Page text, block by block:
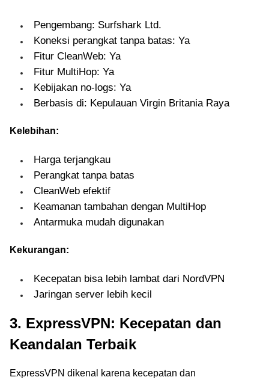
Pengembang: Surfshark Ltd.
Koneksi perangkat tanpa batas: Ya
Fitur CleanWeb: Ya
Fitur MultiHop: Ya
Kebijakan no-logs: Ya
Berbasis di: Kepulauan Virgin Britania Raya
Kelebihan:
Harga terjangkau
Perangkat tanpa batas
CleanWeb efektif
Keamanan tambahan dengan MultiHop
Antarmuka mudah digunakan
Kekurangan:
Kecepatan bisa lebih lambat dari NordVPN
Jaringan server lebih kecil
3. ExpressVPN: Kecepatan dan
Keandalan Terbaik
ExpressVPN dikenal karena kecepatan dan